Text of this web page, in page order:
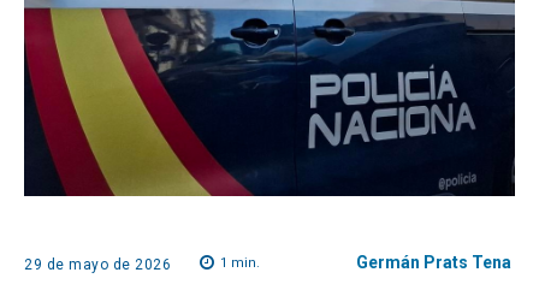
29 de mayo de 2026 1 min. Germán Prats Tena